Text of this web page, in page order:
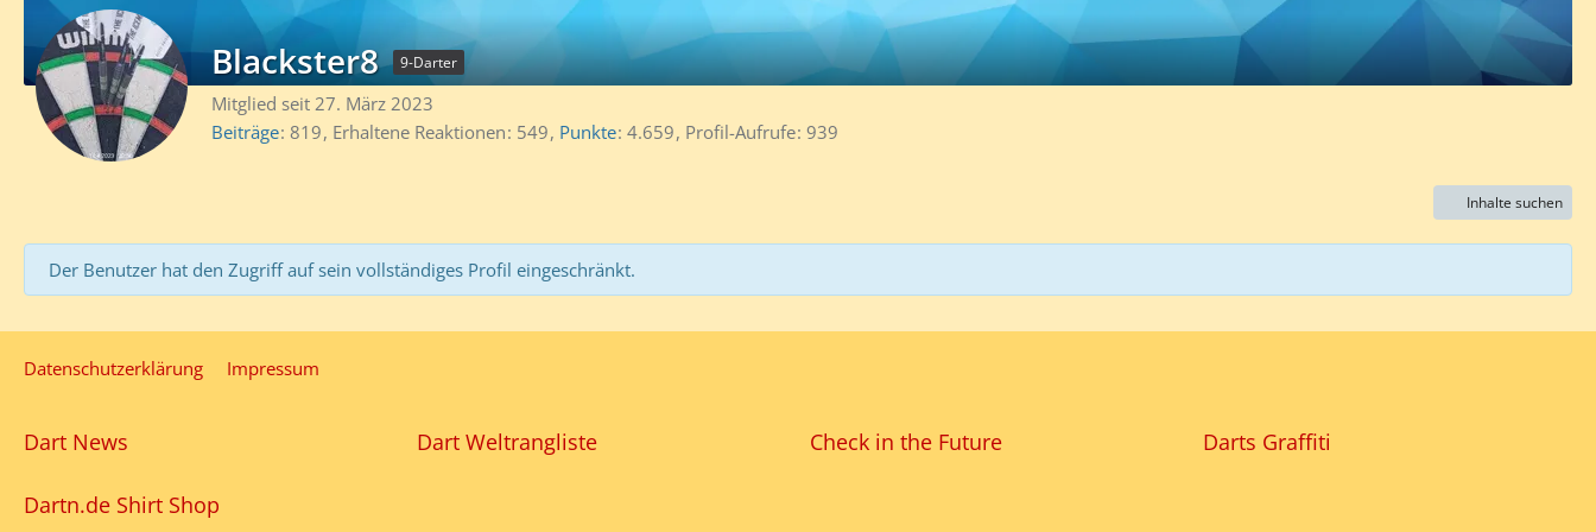
Blackster8 9-Darter
Mitglied seit 27. März 2023
Beiträge 819 Erhaltene Reaktionen 549 Punkte 4.659 Profil-Aufrufe 939
Inhalte suchen
Der Benutzer hat den Zugriff auf sein vollständiges Profil eingeschränkt.
Datenschutzerklärung Impressum
Dart News Dart Weltrangliste Check in the Future Darts Graffiti
Dartn.de Shirt Shop